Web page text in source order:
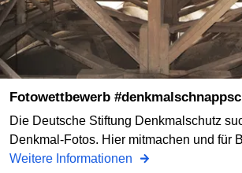
Fotowettbewerb
Die Deutsche Stiftung Denkmalschutz
Denkmal-Fotos. Hier mitmachen und für
Weitere Informationen